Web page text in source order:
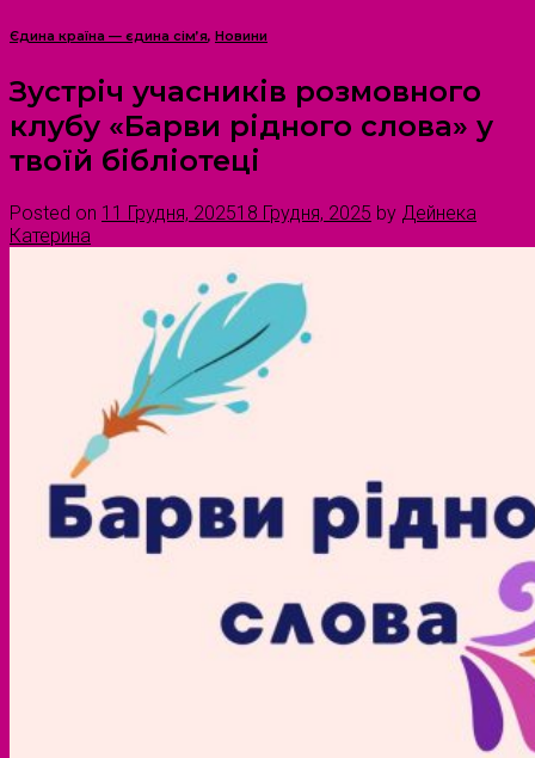
Єдина країна — єдина сім’я, Новини
Зустріч учасників розмовного
клубу «Барви рідного слова» у
твоїй бібліотеці
Posted on 11 Грудня, 202518 Грудня, 2025 by Дейнека
Катерина